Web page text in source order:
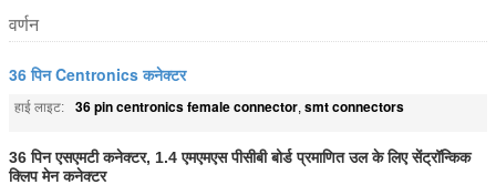
वर्णन
36 पिन Centronics कनेक्टर
हाई लाइट: 36 pin centronics female connector, smt connectors
36 पिन एसएमटी कनेक्टर, 1.4 एमएमएस पीसीबी बोर्ड प्रमाणित उल के लिए सेंट्रॉन्किक
क्लिप मेन कनेक्टर